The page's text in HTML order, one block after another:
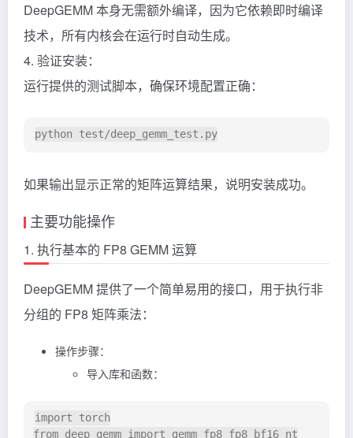
DeepGEMM 本身无需额外编译，因为它依赖即时编译
技术，所有内核会在运行时自动生成。
4. 验证安装：
运行提供的测试脚本，确保环境配置正确：
如果输出显示正常的矩阵运算结果，说明安装成功。
主要功能操作
1. 执行基本的 FP8 GEMM 运算
DeepGEMM 提供了一个简单易用的接口，用于执行非
分组的 FP8 矩阵乘法：
操作步骤：
导入库和函数：
import torch